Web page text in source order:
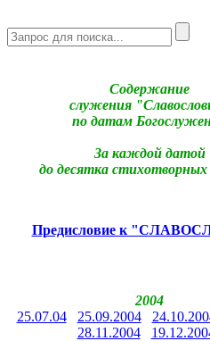
Содержание
служения
по датам
За каждой датой
до десятка
Предисловие к
2004
25.07.04
25.09.2004
28.11.2004